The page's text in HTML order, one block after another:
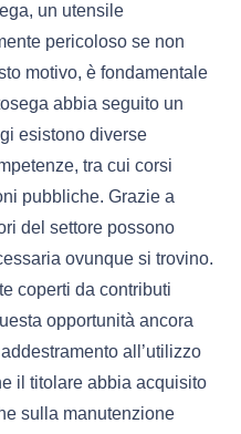
un utensile
pericoloso se non
motivo, è fondamentale
abbia seguito un
esistono diverse
tra cui corsi
pubbliche. Grazie a
del settore possono
ovunque si trovino.
coperti da contributi
opportunità ancora
all’utilizzo
il titolare abbia acquisito
sulla manutenzione